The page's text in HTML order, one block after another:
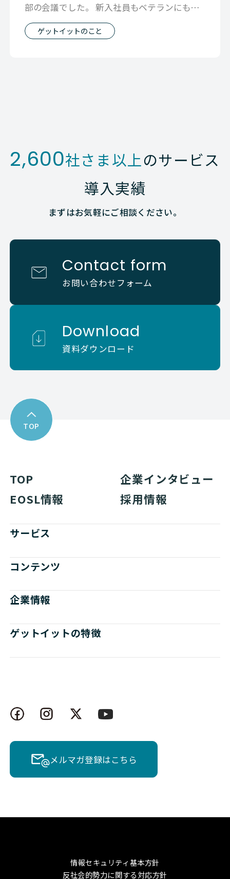
部の会議でした。 新入社員もベテランにもな
るべく等しく 情報を展開したいと思う
ゲットイットのこと
2,600社さま以上のサービス
導入実績
まずはお気軽にご相談ください。
Contact form
お問い合わせフォーム
Download
資料ダウンロード
TOP
TOP
企業インタビュー
EOSL情報
採用情報
サービス
コンテンツ
企業情報
ゲットイットの特徴
メルマガ登録はこちら
情報セキュリティ基本方針
反社会的勢力に関する対応方針